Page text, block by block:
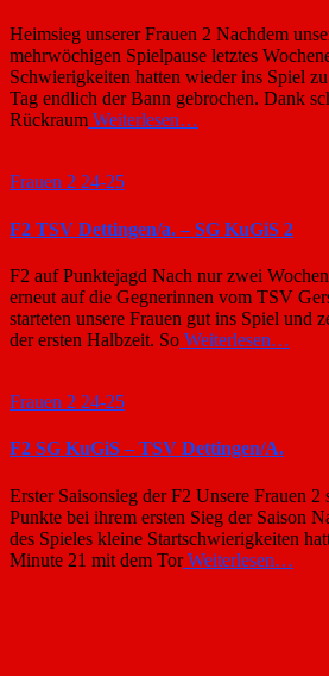
Heimsieg unserer Frauen 2 Nachdem
mehrwöchigen Spielpause letztes
Schwierigkeiten hatten wieder ins Spiel
Tag endlich der Bann gebrochen. Dank
Rückraum Weiterlesen…
Frauen 2 24-25
F2 TSV Dettingen/a. – SG KuGiS 2
F2 auf Punktejagd Nach nur zwei
erneut auf die Gegnerinnen vom TSV
starteten unsere Frauen gut ins Spiel und
der ersten Halbzeit. So Weiterlesen…
Frauen 2 24-25
F2 SG KuGiS – TSV Dettingen/A.
Erster Saisonsieg der F2 Unsere Frauen 2
Punkte bei ihrem ersten Sieg der Saison
des Spieles kleine Startschwierigkeiten
Minute 21 mit dem TorWeiterlesen…